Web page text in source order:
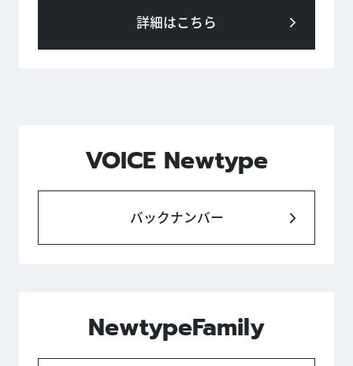
詳細はこちら
VOICE Newtype
バックナンバー
NewtypeFamily